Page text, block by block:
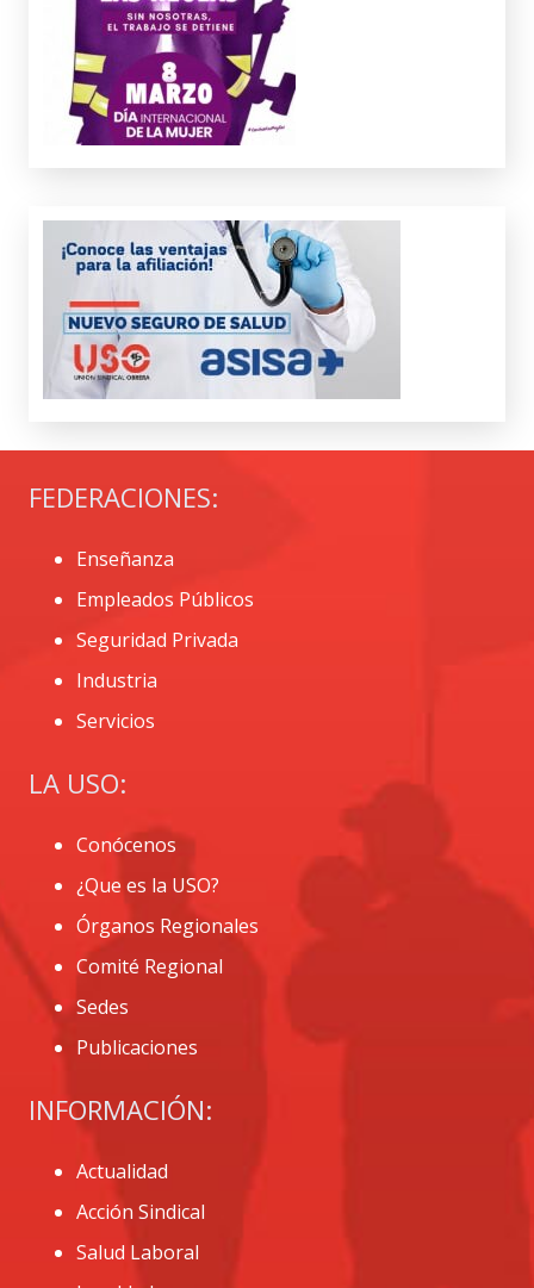
FEDERACIONES:
Enseñanza
Empleados Públicos
Seguridad Privada
Industria
Servicios
LA USO:
Conócenos
¿Que es la USO?
Órganos Regionales
Comité Regional
Sedes
Publicaciones
INFORMACIÓN:
Actualidad
Acción Sindical
Salud Laboral